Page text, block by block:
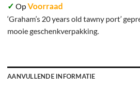
✓ OpVoorraad
‘Graham’s 20 years old tawny port’
mooie geschenkverpakking.
AANVULLENDE INFORMATIE